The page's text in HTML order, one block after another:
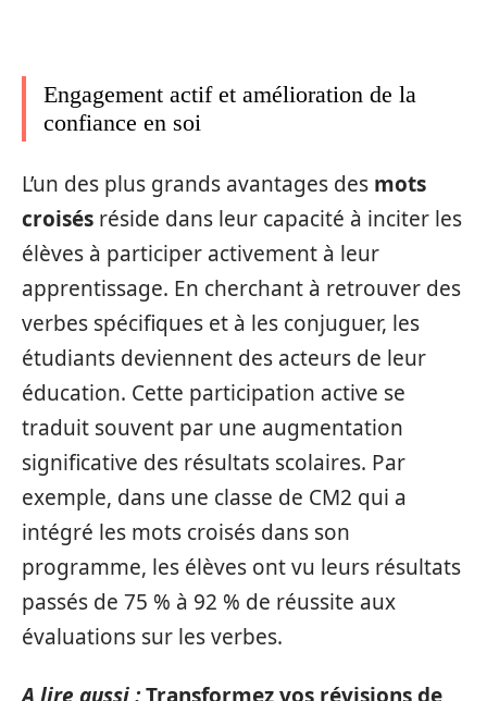
Engagement actif et amélioration de la
confiance en soi
L’un des plus grands avantages des mots
croisés réside dans leur capacité à inciter les
élèves à participer activement à leur
apprentissage. En cherchant à retrouver des
verbes spécifiques et à les conjuguer, les
étudiants deviennent des acteurs de leur
éducation. Cette participation active se
traduit souvent par une augmentation
significative des résultats scolaires. Par
exemple, dans une classe de CM2 qui a
intégré les mots croisés dans son
programme, les élèves ont vu leurs résultats
passés de 75 % à 92 % de réussite aux
évaluations sur les verbes.